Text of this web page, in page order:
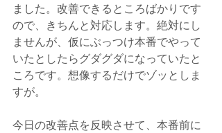
ました。改善できるところばかりです
ので、きちんと対応します。絶対にし
ませんが、仮にぶっつけ本番でやって
いたとしたらグダグダになっていたと
ころです。想像するだけでゾッとしま
すが。
今日の改善点を反映させて、本番前に